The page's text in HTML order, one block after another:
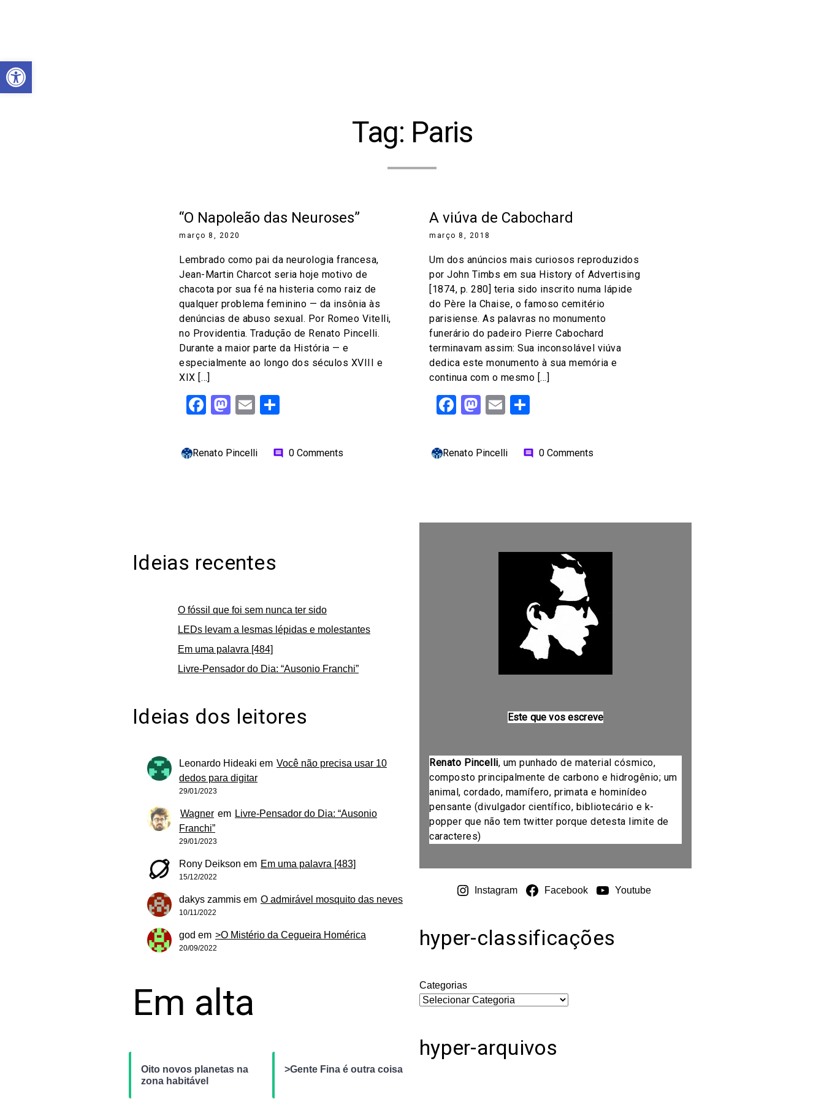
Abrir a barra de ferramentas
Tag: Paris
“O Napoleão das Neuroses”
março 8, 2020
Lembrado como pai da neurologia francesa,
Jean-Martin Charcot seria hoje motivo de
chacota por sua fé na histeria como raiz de
qualquer problema feminino — da insônia às
denúncias de abuso sexual. Por Romeo Vitelli,
no Providentia. Tradução de Renato Pincelli.
Durante a maior parte da História — e
especialmente ao longo dos séculos XVIII e
XIX […]
Facebook
Mastodon
Email
Renato Pincelli comment 0 Comments
A viúva de Cabochard
março 8, 2018
Um dos anúncios mais curiosos reproduzidos
por John Timbs em sua History of Advertising
[1874, p. 280] teria sido inscrito numa lápide
do Père la Chaise, o famoso cemitério
parisiense. As palavras no monumento
funerário do padeiro Pierre Cabochard
terminavam assim: Sua inconsolável viúva
dedica este monumento à sua memória e
continua com o mesmo […]
Facebook
Mastodon
Email
Renato Pincelli comment 0 Comments
Ideias recentes
O fóssil que foi sem nunca ter sido
LEDs levam a lesmas lépidas e molestantes
Em uma palavra [484]
Livre-Pensador do Dia: “Ausonio Franchi”
Ideias dos leitores
Leonardo Hideaki em Você não precisa usar 10
dedos para digitar
29/01/2023
Wagner em Livre-Pensador do Dia: “Ausonio
Franchi”
29/01/2023
Rony Deikson em Em uma palavra [483]
15/12/2022
dakys zammis em O admirável mosquito das neves
10/11/2022
god em >O Mistério da Cegueira Homérica
20/09/2022
Em alta
Oito novos planetas na
zona habitável
>Gente Fina é outra coisa
Este que vos escreve
Renato Pincelli, um punhado de material cósmico,
composto principalmente de carbono e hidrogênio; um
animal, cordado, mamífero, primata e hominídeo
pensante (divulgador científico, bibliotecário e k-
popper que não tem twitter porque detesta limite de
caracteres)
Instagram Facebook Youtube
hyper-classificações
Categorias
hyper-arquivos